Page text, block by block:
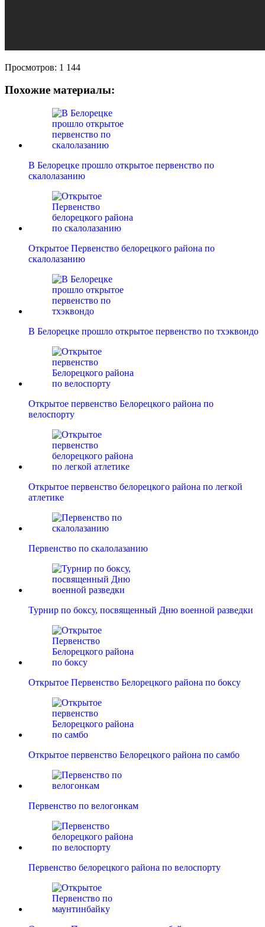
Просмотров: 1 144
Похожие материалы:
В Белорецке прошло открытое первенство по
скалолазанию
Открытое Первенство белорецкого района по
скалолазанию
В Белорецке прошло открытое первенство по тхэквондо
Открытое первенство Белорецкого района по
велоспорту
Открытое первенство белорецкого района по легкой
атлетике
Первенство по скалолазанию
Турнир по боксу, посвященный Дню военной разведки
Открытое Первенство Белорецкого района по боксу
Открытое первенство Белорецкого района по самбо
Первенство по велогонкам
Первенство белорецкого района по велоспорту